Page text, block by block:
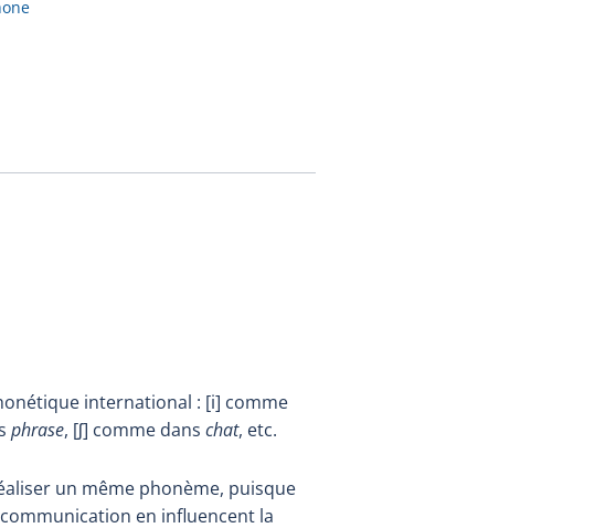
fiche en
international : [i] comme
phrase, [ʃ] comme dans chat, etc.
un même phonème, puisque
en influencent la